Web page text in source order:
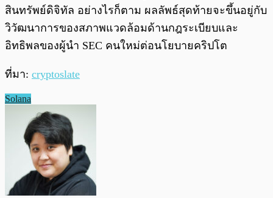
สินทรัพย์ดิจิทัล อย่างไรก็ตาม ผลลัพธ์สุดท้ายจะขึ้นอยู่กับ
วิวัฒนาการของสภาพแวดล้อมด้านกฎระเบียบและ
อิทธิพลของผู้นำ SEC คนใหม่ต่อนโยบายคริปโต
ที่มา: cryptoslate
Solana